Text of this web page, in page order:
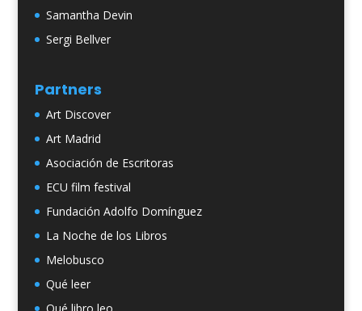
Samantha Devin
Sergi Bellver
Partners
Art Discover
Art Madrid
Asociación de Escritoras
ECU film festival
Fundación Adolfo Domínguez
La Noche de los Libros
Melobusco
Qué leer